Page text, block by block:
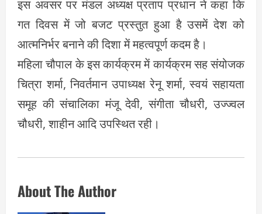
इस अवसर पर मंडल अध्यक्ष प्रताप प्रधान ने कहा कि
गत दिवस में जो बजट प्रस्तुत हुआ है उसमें देश को
आत्मनिर्भर बनाने की दिशा में महत्वपूर्ण कदम है।
महिला चौपाल के इस कार्यक्रम में कार्यक्रम सह संयोजक
चित्रा शर्मा, निवर्तमान उपाध्यक्ष रेनू शर्मा, स्वयं सहायता
समूह की संचालिका मंजू देवी, संगीता चौधरी, उज्ज्वल
चौधरी, शाहीन आदि उपस्थित रही।
About The Author